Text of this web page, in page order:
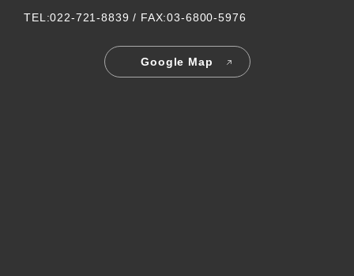
TEL:022-721-8839 / FAX:03-6800-5976
Google Map